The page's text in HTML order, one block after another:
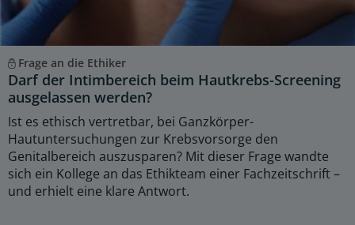
Frage an die Ethiker
Darf der Intimbereich beim Hautkrebs-Screening
ausgelassen werden?
Ist es ethisch vertretbar, bei Ganzkörper-
Hautuntersuchungen zur Krebsvorsorge den
Genitalbereich auszusparen? Mit dieser Frage wandte
sich ein Kollege an das Ethikteam einer Fachzeitschrift –
und erhielt eine klare Antwort.